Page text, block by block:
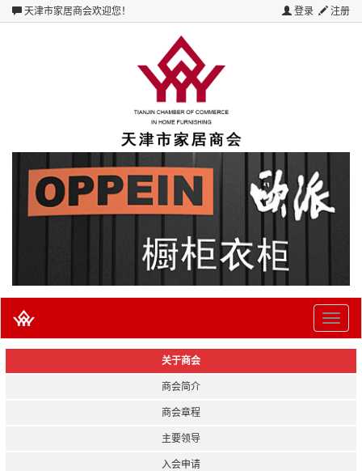
天津市家居商会欢迎您！ 登录 注册
Toggle
关于商会
商会简介
商会章程
主要领导
入会申请